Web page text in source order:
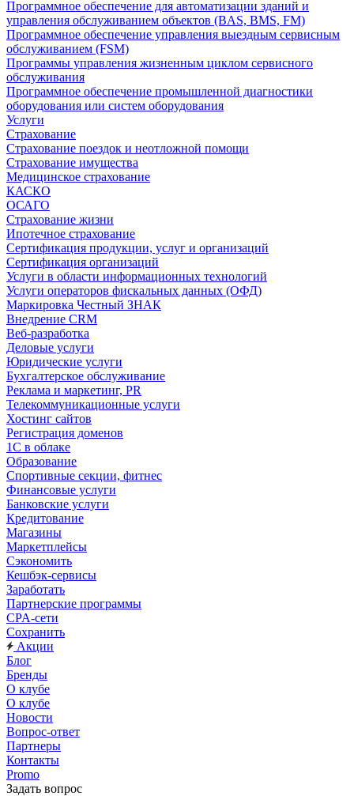
Программное обеспечение для автоматизации зданий и
управления обслуживанием объектов (BAS, BMS, FM)
Программное обеспечение управления выездным сервисным
обслуживанием (FSM)
Программы управления жизненным циклом сервисного
обслуживания
Программное обеспечение промышленной диагностики
оборудования или систем оборудования
Услуги
Страхование
Страхование поездок и неотложной помощи
Страхование имущества
Медицинское страхование
КАСКО
ОСАГО
Страхование жизни
Ипотечное страхование
Сертификация продукции, услуг и организаций
Сертификация организаций
Услуги в области информационных технологий
Услуги операторов фискальных данных (ОФД)
Маркировка Честный ЗНАК
Внедрение CRM
Веб-разработка
Деловые услуги
Юридические услуги
Бухгалтерское обслуживание
Реклама и маркетинг, PR
Телекоммуникационные услуги
Хостинг сайтов
Регистрация доменов
1С в облаке
Образование
Спортивные секции, фитнес
Финансовые услуги
Банковские услуги
Кредитование
Магазины
Маркетплейсы
Сэкономить
Кешбэк-сервисы
Заработать
Партнерские программы
CPA-сети
Сохранить
Акции
Блог
Бренды
О клубе
О клубе
Новости
Вопрос-ответ
Партнеры
Контакты
Promo
Задать вопрос